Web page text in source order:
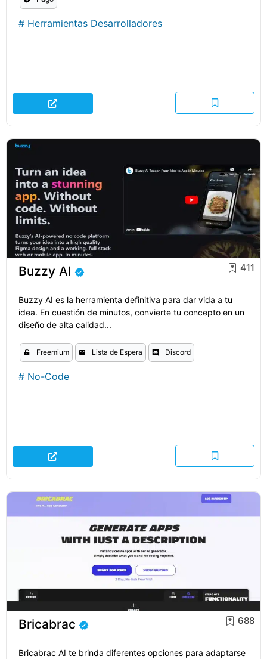
# Herramientas Desarrolladores
Buzzy AI 411
Buzzy AI es la herramienta definitiva para dar vida a tu
idea. En cuestión de minutos, convierte tu concepto en un
diseño de alta calidad...
Freemium Lista de Espera Discord
# No-Code
Bricabrac 688
Bricabrac AI te brinda diferentes opciones para adaptarse